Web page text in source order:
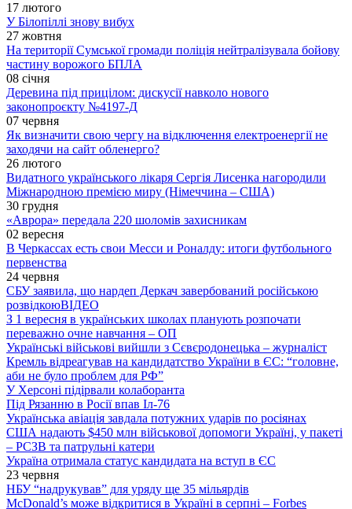
17 лютого
У Білопіллі знову вибух
27 жовтня
На території Сумської громади поліція нейтралізувала бойову
частину ворожого БПЛА
08 січня
Деревина під прицілом: дискусії навколо нового
законопроєкту №4197-Д
07 червня
Як визначити свою чергу на відключення електроенергії не
заходячи на сайт обленерго?
26 лютого
Видатного українського лікаря Сергія Лисенка нагородили
Міжнародною премією миру (Німеччина – США)
30 грудня
«Аврора» передала 220 шоломів захисникам
02 вересня
В Черкассах есть свои Месси и Роналду: итоги футбольного
первенства
24 червня
СБУ заявила, що нардеп Деркач завербований російською
розвідкоюВІДЕО
З 1 вересня в українських школах планують розпочати
переважно очне навчання – ОП
Українські військові вийшли з Сєвєродонецька – журналіст
Кремль відреагував на кандидатство України в ЄС: “головне,
аби не було проблем для РФ”
У Херсоні підірвали колаборанта
Під Рязанню в Росії впав Іл-76
Українська авіація завдала потужних ударів по росіянах
США надають $450 млн військової допомоги Україні, у пакеті
– РСЗВ та патрульні катери
Україна отримала статус кандидата на вступ в ЄС
23 червня
НБУ “надрукував” для уряду ще 35 мільярдів
McDonald’s може відкритися в Україні в серпні – Forbes